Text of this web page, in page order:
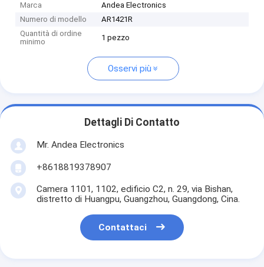
Marca
Andea Electronics
Numero di modello
AR1421R
Quantità di ordine
minimo
1 pezzo
Osservi più
Dettagli Di Contatto
Mr. Andea Electronics
+8618819378907
Camera 1101, 1102, edificio C2, n. 29, via Bishan,
distretto di Huangpu, Guangzhou, Guangdong, Cina.
Contattaci